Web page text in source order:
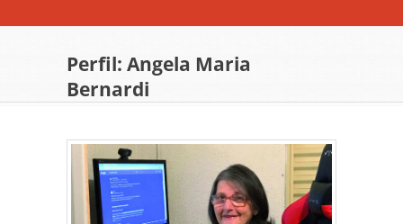
Perfil: Angela Maria
Bernardi